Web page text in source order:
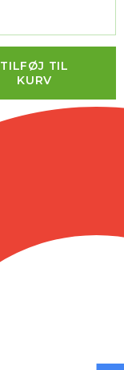
TILFØJ TIL
KURV